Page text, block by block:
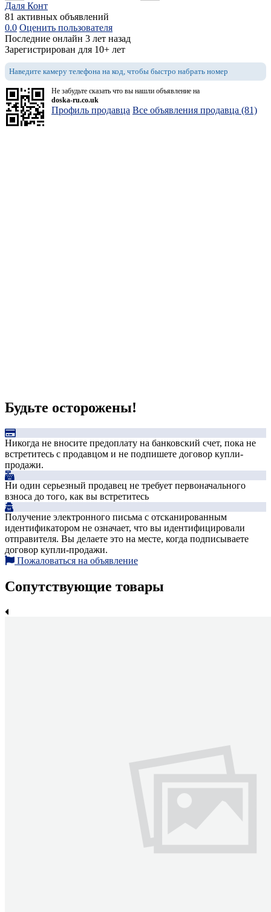
Даля Конт
81 активных объявлений
0.0 Оценить пользователя
Последние онлайн 3 лет назад
Зарегистрирован для 10+ лет
Наведите камеру телефона на код, чтобы быстро набрать номер
Не забудьте сказать что вы нашли объявление на
doska-ru.co.uk
Профиль продавца Все объявления продавца (81)
Будьте осторожены!
Никогда не вносите предоплату на банковский счет, пока не
встретитесь с продавцом и не подпишете договор купли-
продажи.
Ни один серьезный продавец не требует первоначального
взноса до того, как вы встретитесь
Получение электронного письма с отсканированным
идентификатором не означает, что вы идентифицировали
отправителя. Вы делаете это на месте, когда подписываете
договор купли-продажи.
Пожаловаться на объявление
Сопутствующие товары